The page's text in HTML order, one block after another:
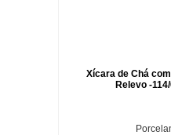
Xícara de Chá
Relevo -